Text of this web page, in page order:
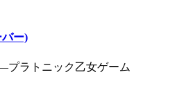
ー)
ラトニック乙女ゲーム